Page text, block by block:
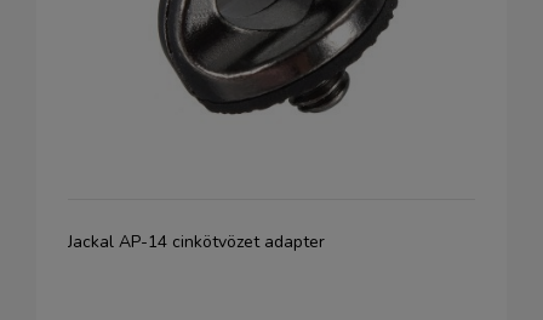
Jackal AP-14 cinkötvözet adapter